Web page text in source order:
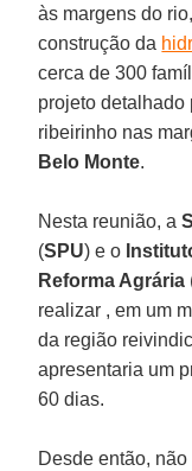
às margens do
construção da
cerca de 300
projeto detalhado
ribeirinho nas
Belo Monte.
Nesta reunião, a
(SPU) e o
Reforma Agrária
realizar , em um
da região
apresentaria um
60 dias.
Desde então,